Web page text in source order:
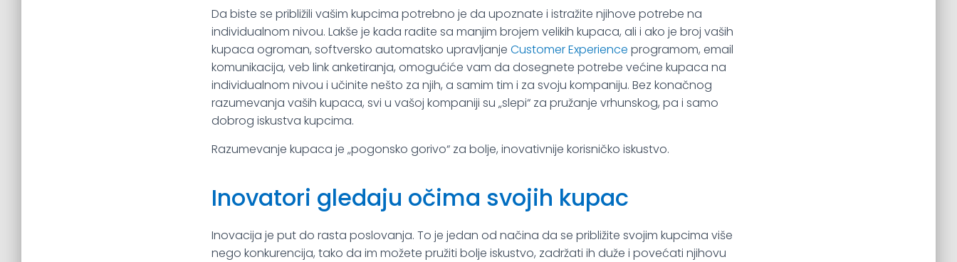
Da biste se približili vašim kupcima potrebno je da upoznate i istražite njihove potrebe na
individualnom nivou. Lakše je kada radite sa manjim brojem velikih kupaca, ali i ako je broj vaših
kupaca ogroman, softversko automatsko upravljanje Customer Experience programom, email
komunikacija, veb link anketiranja, omogućiće vam da dosegnete potrebe većine kupaca na
individualnom nivou i učinite nešto za njih, a samim tim i za svoju kompaniju. Bez konačnog
razumevanja vaših kupaca, svi u vašoj kompaniji su „slepi“ za pružanje vrhunskog, pa i samo
dobrog iskustva kupcima.
Razumevanje kupaca je „pogonsko gorivo“ za bolje, inovativnije korisničko iskustvo.
Inovatori gledaju očima svojih kupac
Inovacija je put do rasta poslovanja. To je jedan od načina da se približite svojim kupcima više
nego konkurencija, tako da im možete pružiti bolje iskustvo, zadržati ih duže i povećati njihovu